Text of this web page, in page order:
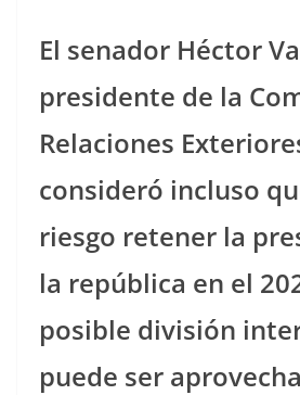
El senador Héctor
presidente de la
Relaciones
consideró incluso
riesgo retener la
la república en el
posible división
puede ser